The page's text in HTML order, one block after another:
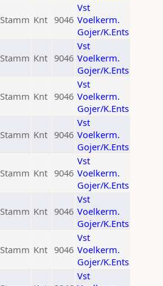
Stamm Knt 9046
Vst
Voelkerm.
Gojer/K.Ents
Stamm Knt 9046
Vst
Voelkerm.
Gojer/K.Ents
Stamm Knt 9046
Vst
Voelkerm.
Gojer/K.Ents
Stamm Knt 9046
Vst
Voelkerm.
Gojer/K.Ents
Stamm Knt 9046
Vst
Voelkerm.
Gojer/K.Ents
Stamm Knt 9046
Vst
Voelkerm.
Gojer/K.Ents
Stamm Knt 9046
Vst
Voelkerm.
Gojer/K.Ents
Vst